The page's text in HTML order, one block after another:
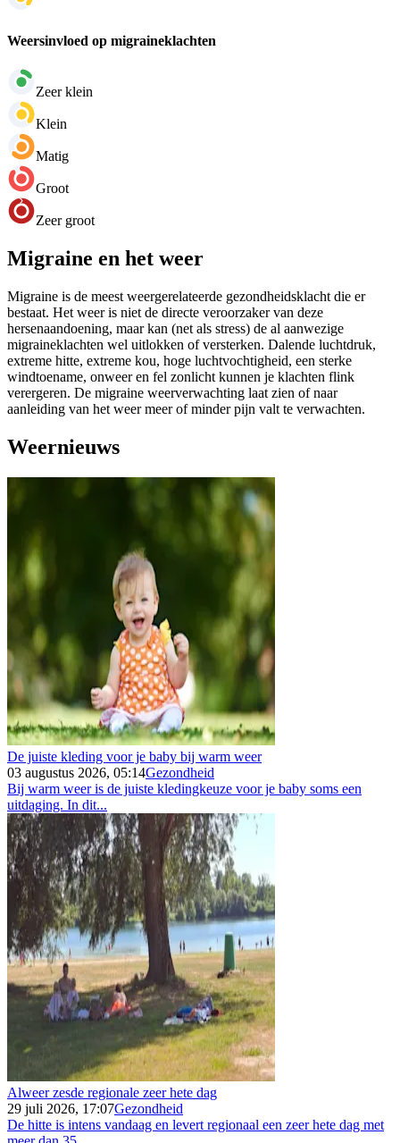
Weersinvloed op migraineklachten
Zeer klein
Klein
Matig
Groot
Zeer groot
Migraine en het weer
Migraine is de meest weergerelateerde gezondheidsklacht die er
bestaat. Het weer is niet de directe veroorzaker van deze
hersenaandoening, maar kan (net als stress) de al aanwezige
migraineklachten wel uitlokken of versterken. Dalende luchtdruk,
extreme hitte, extreme kou, hoge luchtvochtigheid, een sterke
windtoename, onweer en fel zonlicht kunnen je klachten flink
verergeren. De migraine weerverwachting laat zien of naar
aanleiding van het weer meer of minder pijn valt te verwachten.
Weernieuws
De juiste kleding voor je baby bij warm weer
03 augustus 2026, 05:14Gezondheid
Bij warm weer is de juiste kledingkeuze voor je baby soms een
uitdaging. In dit...
Alweer zesde regionale zeer hete dag
29 juli 2026, 17:07Gezondheid
De hitte is intens vandaag en levert regionaal een zeer hete dag met